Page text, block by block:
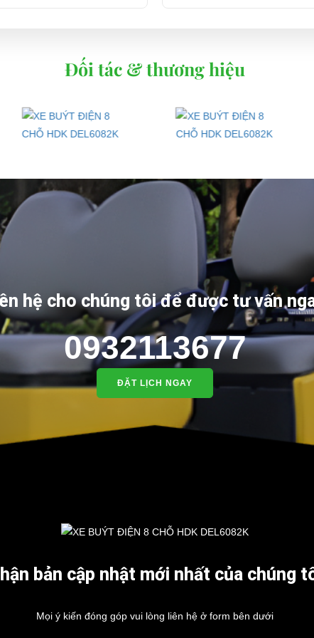
ty TNHH TM DV XNK Đại Cường
TP.HCM
Đối tác & thương hiệu
hệ cho chúng tôi để được tư vấn
0932113677
ĐẶT LỊCH NGAY
bản cập nhật mới nhất của chúng
Mọi ý kiến đóng góp vui lòng liên hệ ở form bên dưới